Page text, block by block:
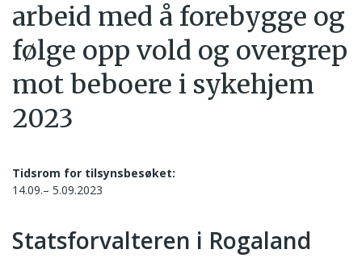
arbeid med å forebygge og
følge opp vold og overgrep
mot beboere i sykehjem
2023
Tidsrom for tilsynsbesøket:
14.09.– 5.09.2023
Statsforvalteren i Rogaland